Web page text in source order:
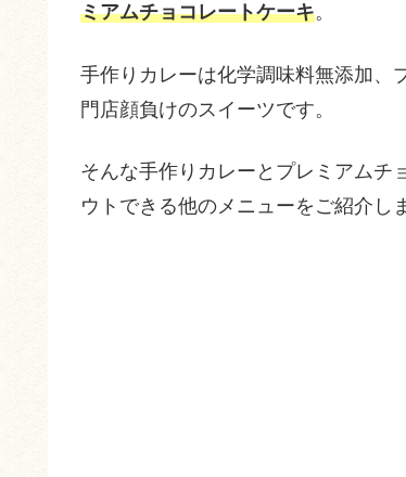
ミアムチョコレートケーキ。
手作りカレーは化学調味料無添加、
門店顔負けのスイーツです。
そんな手作りカレーとプレミアムチ
ウトできる他のメニューをご紹介し